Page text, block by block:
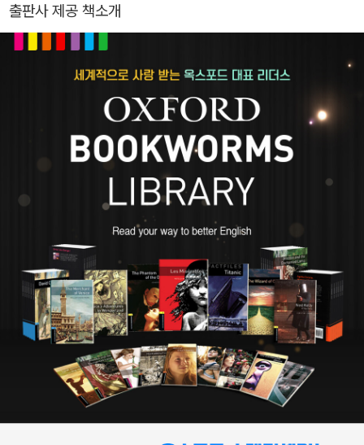
의 공무원으로 일하는 한편 바쁜 시간을 쪼개서 글을 썼고 프리랜서
나가 그의 운명을 바꿔 놓는 계기가 되었다. 그의 글을 우연히 읽은 당
식사에 초대했던 것이다. 1878년에 라이시엄(Lyceum) 극장의 감
독으로 임명된 어빙이 스토커에게 극장 프로듀서 자리를 제안하자,
그는 추호의 미련도 없이 12년 근무했던 공무원 자리를 박차고 런던
에서 그와 합류했다. 스토커는 극장을 경영하면서 본격적으로 소설을
집필하기 시작했다. 1897년 ≪드라큘라≫를 출간하기에 앞서, 그는
≪뱀의 고갯길(The Snake’s Pass)≫이나 ≪샤스타의 어깨(The S
houlder of Shasta)≫ 등의 소설을 발표했다. 이 작품들은 독자들
의 별다른 관심을 끌지는 못했지만, 그는 실망하지 않고 더욱 창작에
박차를 가했다. ≪드라큘라≫는 그가 영국 국립도서관 등을 방문하면
서 수많은 자료를 섭렵하고 6년 이상의 오랜 기간 공을 들여 완성한
작품이었다. 출간과 동시에 성공을 거두지는 못했지만, 오늘날 그가
쓴 많은 작품 가운데 ≪드라큘라≫만이 유일하게 계속해서 독자에게
읽히는 작품으로 남아 있다. ≪드라큘라≫의 출간 이후로 어빙과 스토
커에게 여러 악재가 뒤따랐다. 1898년에 런던 외곽에 있던 거대한
출판사 제공 책소개